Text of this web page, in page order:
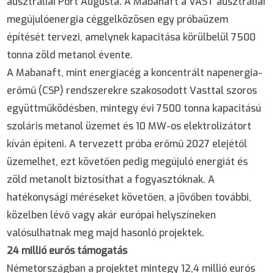
megújulóenergia céggelközösen egy próbaüzem
építését tervezi, amelynek kapacitása körülbelül 7500
tonna zöld metanol évente.
A Mabanaft, mint energiacég a koncentrált napenergia-
erőmű (CSP) rendszerekre szakosodott Vasttal szoros
együttműködésben, mintegy évi 7500 tonna kapacitású
szoláris metanol üzemet és 10 MW-os elektrolizátort
kíván építeni. A tervezett próba erőmű 2027 elejétől
üzemelhet, ezt követően pedig megújuló energiát és
zöld metanolt biztosíthat a fogyasztóknak. A
hatékonysági méréseket követően, a jövőben további,
közelben lévő vagy akár európai helyszíneken
valósulhatnak meg majd hasonló projektek.
24 millió eurós támogatás
Németországban a projektet mintegy 12,4 millió eurós